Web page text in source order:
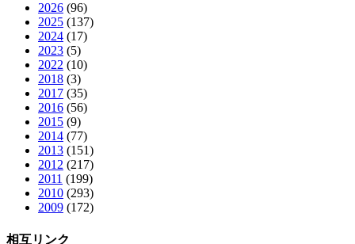
2026 (96)
2025 (137)
2024 (17)
2023 (5)
2022 (10)
2018 (3)
2017 (35)
2016 (56)
2015 (9)
2014 (77)
2013 (151)
2012 (217)
2011 (199)
2010 (293)
2009 (172)
相互リンク